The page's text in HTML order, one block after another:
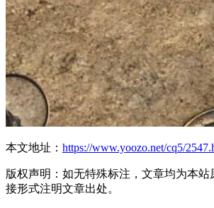
本文地址： https://www.yoozo.net/cq5/
版权声明：如无特殊标注，文章均为本
接形式注明文章出处。